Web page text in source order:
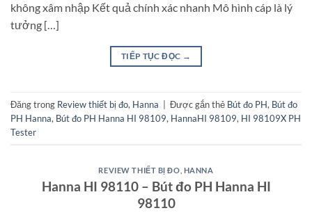
không xâm nhập Kết quả chính xác nhanh Mô hình cáp là lý
tưởng […]
TIẾP TỤC ĐỌC →
Đăng trong Review thiết bị đo, Hanna | Được gắn thẻ Bút đo PH, Bút đo
PH Hanna, Bút đo PH Hanna HI 98109, HannaHI 98109, HI 98109X PH
Tester
REVIEW THIẾT BỊ ĐO HANNA
Hanna HI 98110 – Bút đo PH Hanna HI
98110